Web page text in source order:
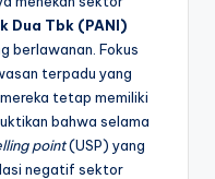
Dua Tbk (PANI)
berlawanan. Fokus
terpadu yang
tetap memiliki
bahwa selama
point(USP) yang
negatif sektor